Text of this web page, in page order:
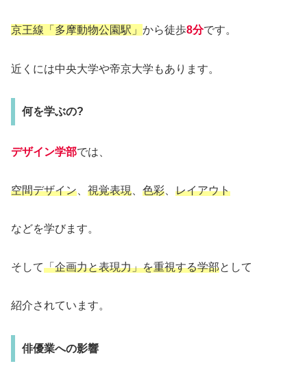
京王線「多摩動物公園駅」 から徒歩8分です。
近くには中央大学や帝京大学もあります。
何を学ぶの?
デザイン学部では、
空間デザイン、 視覚表現、 色彩、 レイアウト
などを学びます。
そして「企画力と表現力」を重視する学部として
紹介されています。
俳優業への影響